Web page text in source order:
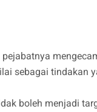
sebagai tindakan
boleh menjadi